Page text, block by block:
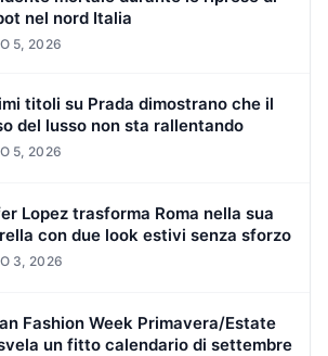
nel nord Italia
5, 2026
titoli su Prada dimostrano che il
del lusso non sta rallentando
5, 2026
Lopez trasforma Roma nella sua
con due look estivi senza sforzo
3, 2026
Fashion Week Primavera/Estate
un fitto calendario di settembre